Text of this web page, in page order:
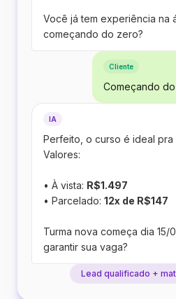
Você já tem experiência na
começando do zero?
Cliente
Começando
IA
Perfeito, o curso é ideal pra
Valores:
• À vista: R$1.497
• Parcelado: 12x de R$147
Turma nova começa dia 15/
garantir sua vaga?
Lead qualificado +